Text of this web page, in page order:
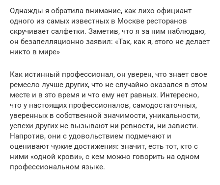
Однажды я обратила внимание, как лихо официант
одного из самых известных в Москве ресторанов
скручивает салфетки. Заметив, что я за ним наблюдаю,
он безапелляционно заявил: «Так, как я, этого не делает
никто в мире»
Как истинный профессионал, он уверен, что знает свое
ремесло лучше других, что не случайно оказался в этом
месте и в это время и что ему нет равных. Интересно,
что у настоящих профессионалов, самодостаточных,
уверенных в собственной значимости, уникальности,
успехи других не вызывают ни ревности, ни зависти.
Напротив, они с удовольствием подмечают и
оценивают чужие достижения: значит, есть тот, кто с
ними «одной крови», с кем можно говорить на одном
профессиональном языке.